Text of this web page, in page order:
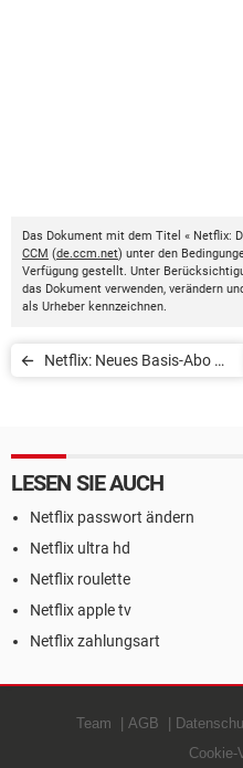
Das Dokument mit dem Titel « Netflix:
CCM (de.ccm.net) unter den
Verfügung gestellt. Unter
das Dokument verwenden, verändern
als Urheber kennzeichnen.
Netflix: Neues Basis-Abo mit
LESEN SIE AUCH
Netflix passwort ändern
Netflix ultra hd
Netflix roulette
Netflix apple tv
Netflix zahlungsart
Team AGB
Cookie-